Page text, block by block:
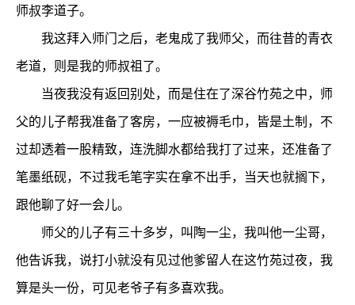
师叔李道子。
我这拜入师门之后，老鬼成了我师父，而往昔的青衣
老道，则是我的师叔祖了。
当夜我没有返回别处，而是住在了深谷竹苑之中，师
父的儿子帮我准备了客房，一应被褥毛巾，皆是土制，不
过却透着一股精致，连洗脚水都给我打了过来，还准备了
笔墨纸砚，不过我毛笔字实在拿不出手，当天也就搁下，
跟他聊了好一会儿。
师父的儿子有三十多岁，叫陶一尘，我叫他一尘哥，
他告诉我，说打小就没有见过他爹留人在这竹苑过夜，我
算是头一份，可见老爷子有多喜欢我。